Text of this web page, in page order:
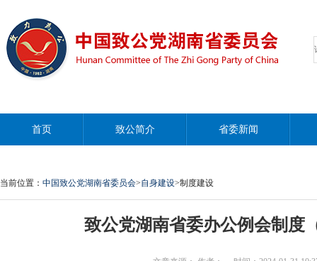
首页 致公简介 省委新闻
当前位置： 中国致公党湖南省委员会>自身建设>制度建设
致公党湖南省委办公例会制度